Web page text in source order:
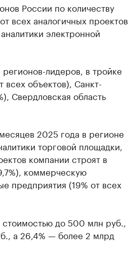
России по количеству
всех аналогичных проектов
электронной
лидеров, в тройке
объектов), Санкт-
Свердловская область
2025 года в регионе
торговой площадки,
компании строят в
коммерческую
предприятия (19% от всех
до 500 млн руб.,
а 26,4% — более 2 млрд